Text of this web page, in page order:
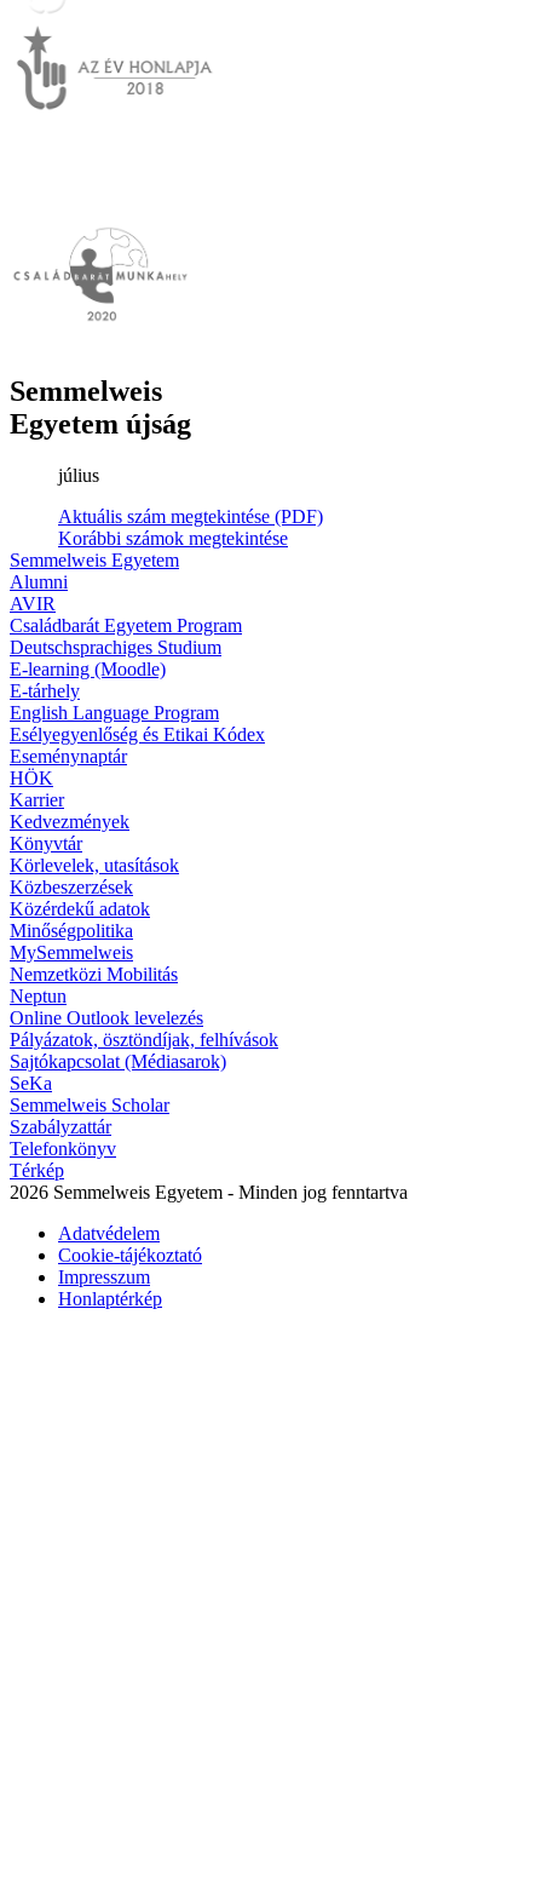
Semmelweis
Egyetem újság
július
Aktuális szám megtekintése (PDF)
Korábbi számok megtekintése
Semmelweis Egyetem
Alumni
AVIR
Családbarát Egyetem Program
Deutschsprachiges Studium
E-learning (Moodle)
E-tárhely
English Language Program
Esélyegyenlőség és Etikai Kódex
Eseménynaptár
HÖK
Karrier
Kedvezmények
Könyvtár
Körlevelek, utasítások
Közbeszerzések
Közérdekű adatok
Minőségpolitika
MySemmelweis
Nemzetközi Mobilitás
Neptun
Online Outlook levelezés
Pályázatok, ösztöndíjak, felhívások
Sajtókapcsolat (Médiasarok)
SeKa
Semmelweis Scholar
Szabályzattár
Telefonkönyv
Térkép
2026 Semmelweis Egyetem - Minden jog fenntartva
Adatvédelem
Cookie-tájékoztató
Impresszum
Honlaptérkép